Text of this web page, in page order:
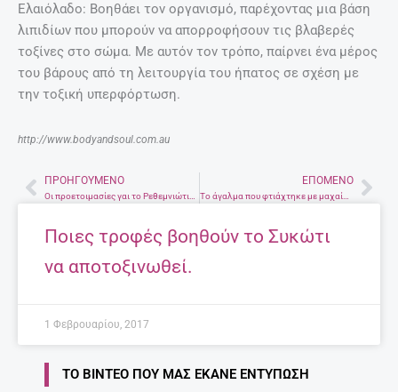
Ελαιόλαδο: Βοηθάει τον οργανισμό, παρέχοντας μια βάση
λιπιδίων που μπορούν να απορροφήσουν τις βλαβερές
τοξίνες στο σώμα. Με αυτόν τον τρόπο, παίρνει ένα μέρος
του βάρους από τη λειτουργία του ήπατος σε σχέση με
την τοξική υπερφόρτωση.
http://www.bodyandsoul.com.au
Prev
ΠΡΟΗΓΟΎΜΕΝΟ ΕΠΌΜΕΝΟ
Ποιες τροφές βοηθούν το Συκώτι
να αποτοξινωθεί.
1 Φεβρουαρίου, 2017
ΤΟ ΒΊΝΤΕΟ ΠΟΥ ΜΑΣ ΈΚΑΝΕ ΕΝΤΎΠΩΣΗ